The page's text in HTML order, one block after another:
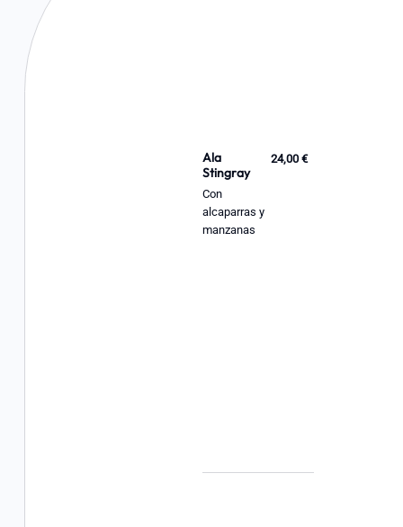
Ala
Stingray
Con
alcaparras y
manzanas
24,00 €